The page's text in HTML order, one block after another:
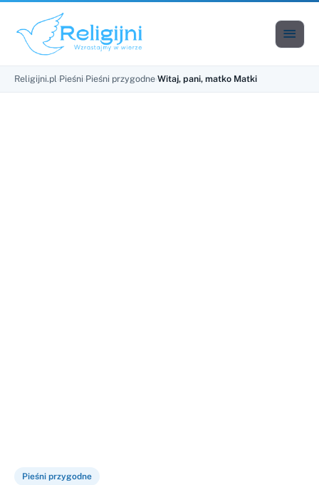

Religijni.pl›Pieśni›Pieśni przygodne›Witaj, pani, matko Matki
Pieśni przygodne